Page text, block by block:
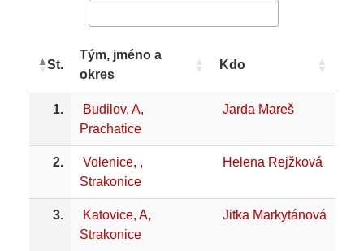
St.
Tým, jméno a
okres
Kdo
1.
Budilov, A,
Prachatice
Jarda Mareš
2.
Volenice, ,
Strakonice
Helena Rejžková
3.
Katovice, A,
Strakonice
Jitka Markytánová